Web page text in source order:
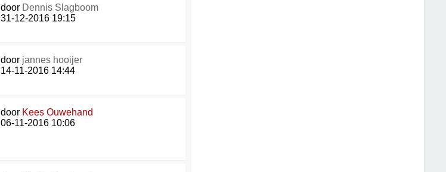
door Dennis Slagboom
31-12-2016 19:15
door jannes hooijer
14-11-2016 14:44
door Kees Ouwehand
06-11-2016 10:06